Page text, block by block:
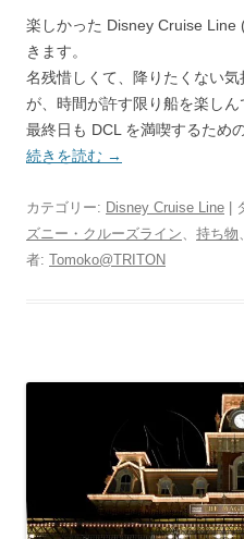
楽しかった Disney Cruise Line
きます。
名残惜しくて、降りたくない
が、時間が許す限り船を楽しん
最終日も DCL を満喫するため
続きを読む →
カテゴリー: Disney Cruise Line |
ズニー・クルーズライン、 持ち物、
者: Tomoko@TRITON